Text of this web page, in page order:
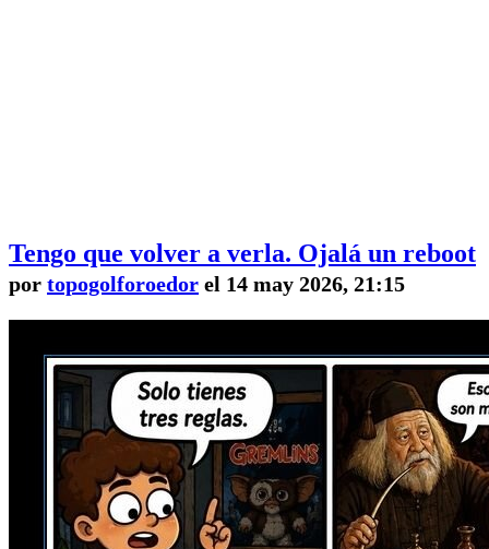
Tengo que volver a verla. Ojalá un reboot
por topogolforoedor el 14 may 2026, 21:15